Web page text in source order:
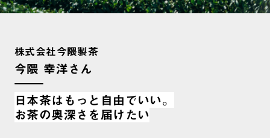
株式会社今隈製茶
今隈 幸洋さん
日本茶はもっと自由でいい。
お茶の奥深さを届けたい